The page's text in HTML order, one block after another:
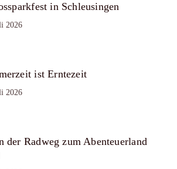
in Schleusingen
2026
ist Erntezeit
2026
der Radweg zum Abenteuerland